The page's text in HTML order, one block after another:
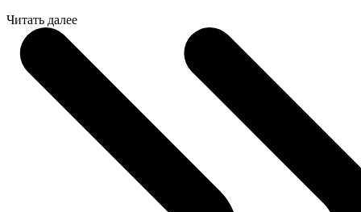
Читать далее